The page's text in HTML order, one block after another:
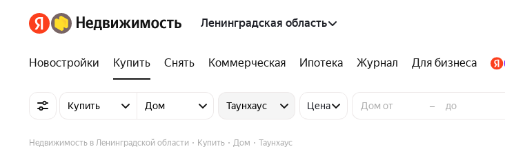
Ленинградская область
Новостройки Купить Снять Коммерческая Ипотека Журнал Для бизнеса
Купить Дом Таунхаус Цена –
Недвижимость в Ленинградской области Купить Дом Таунхаус